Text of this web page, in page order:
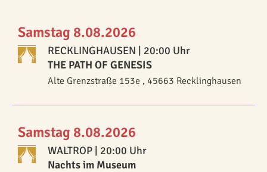
Samstag 8.08.2026
RECKLINGHAUSEN | 20:00 Uhr
THE PATH OF GENESIS
Alte Grenzstraße 153e , 45663 Recklinghausen
Samstag 8.08.2026
WALTROP | 20:00 Uhr
Nachts im Museum